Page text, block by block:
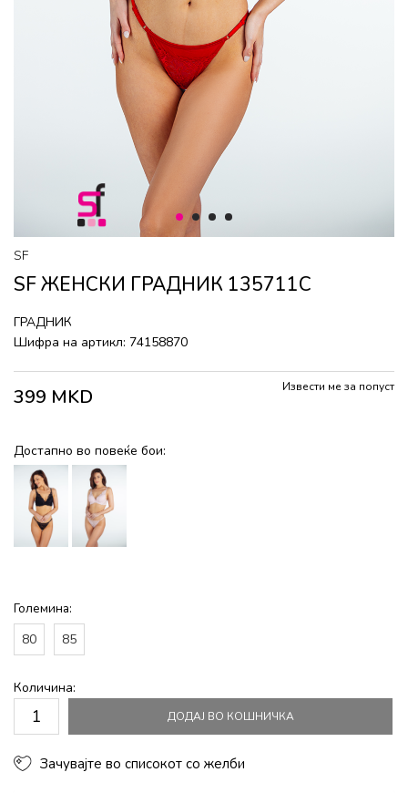
1 2 3 4
SF
SF ЖЕНСКИ ГРАДНИК 135711C
ГРАДНИК
Шифра на артикл: 74158870
399 MKD Извести ме за попуст
Достапно во повеќе бои:
Големина:
80
85
Количина:
ДОДАЈ ВО КОШНИЧКА
Зачувајте во списокот со желби